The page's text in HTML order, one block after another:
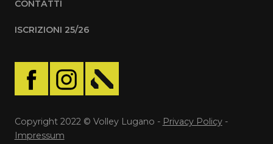
CONTATTI
ISCRIZIONI 25/26
Copyright 2022 © Volley Lugano - Privacy Policy-
Impressum